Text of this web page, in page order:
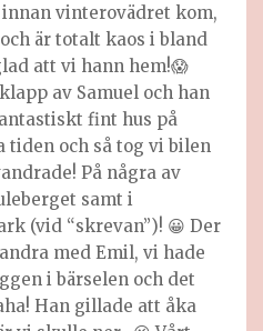
vinterovädret kom,
är totalt kaos i bland
att vi hann hem!😱
av Samuel och han
fint hus på
tiden och så tog vi bilen
På några av
samt i
(vid “skrevan”)! 😀 Der
med Emil, vi hade
i bärselen och det
Han gillade att åka